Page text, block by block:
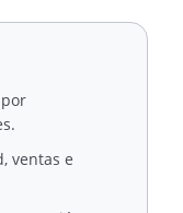
ventas e